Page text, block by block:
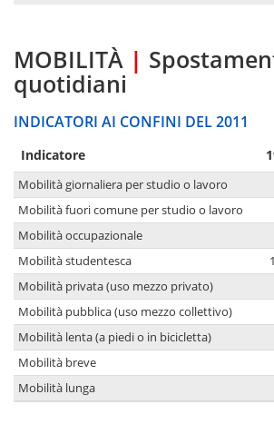
MOBILITÀ |
quotidiani
INDICATORI AI CONFINI DEL 2011
Indicatore
Mobilità giornaliera per studio o lavoro
Mobilità fuori comune per studio o lavoro
Mobilità occupazionale
Mobilità studentesca
Mobilità privata (uso mezzo privato)
Mobilità pubblica (uso mezzo collettivo)
Mobilità lenta (a piedi o in bicicletta)
Mobilità breve
Mobilità lunga